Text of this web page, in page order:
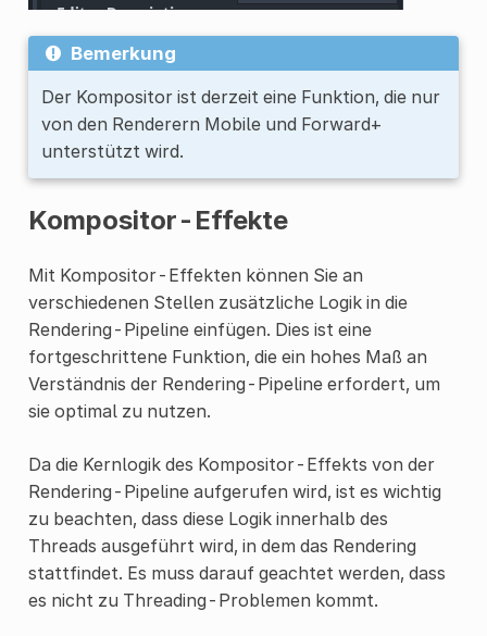
Bemerkung
Der Kompositor ist derzeit eine Funktion, die nur
von den Renderern Mobile und Forward+
unterstützt wird.
Kompositor-Effekte
Mit Kompositor-Effekten können Sie an
verschiedenen Stellen zusätzliche Logik in die
Rendering-Pipeline einfügen. Dies ist eine
fortgeschrittene Funktion, die ein hohes Maß an
Verständnis der Rendering-Pipeline erfordert, um
sie optimal zu nutzen.
Da die Kernlogik des Kompositor-Effekts von der
Rendering-Pipeline aufgerufen wird, ist es wichtig
zu beachten, dass diese Logik innerhalb des
Threads ausgeführt wird, in dem das Rendering
stattfindet. Es muss darauf geachtet werden, dass
es nicht zu Threading-Problemen kommt.